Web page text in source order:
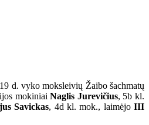
d. vyko moksleivių Žaibo šachmatų
mokiniaiNaglis Jurevičius, 5b kl.
Savickas, 4d kl. mok., laimėjoIII